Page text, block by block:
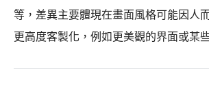
等，差異主要體現在畫面風格可能因人
更高度客製化，例如更美觀的界面或某